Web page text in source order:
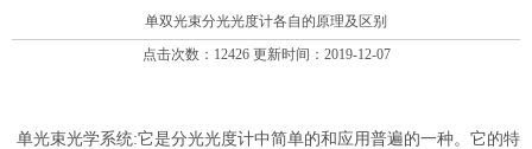
单双光束分光光度计各自的原理及区别
点击次数：12426 更新时间：2019-12-07
单光束光学系统:它是分光光度计中简单的和应用普遍的一种。它的特